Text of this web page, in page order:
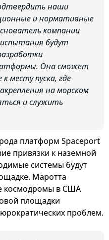
наши
и нормативные
компании
будут
Она сможет
месту пуска, где
на морском
и служить
платформ Spaceport
привязки к наземной
системы будут
Маротта
космодромы в США
площадки
проблем.